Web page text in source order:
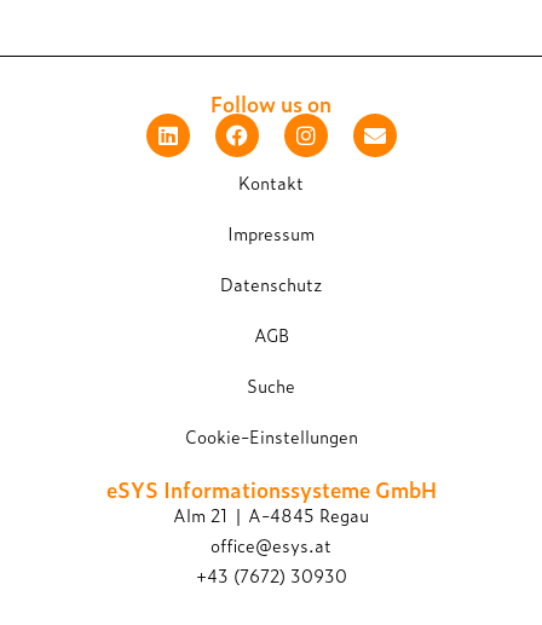
Follow us on
Kontakt
Impressum
Datenschutz
AGB
Suche
Cookie-Einstellungen
eSYS Informations­systeme GmbH
Alm 21 | A-4845 Regau
office@esys.at
+43 (7672) 30930